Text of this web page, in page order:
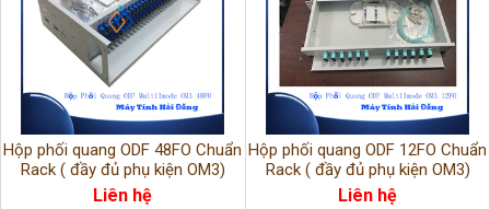
Hộp phối quang ODF 48FO Chuẩn
Rack ( đầy đủ phụ kiện OM3)
Liên hệ
Hộp phối quang ODF 12FO Chuẩn
Rack ( đầy đủ phụ kiện OM3)
Liên hệ